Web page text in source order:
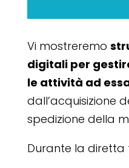
Vi mostreremo
digitali per
le attività ad
dall’acquisizione
spedizione della
Durante la diretta